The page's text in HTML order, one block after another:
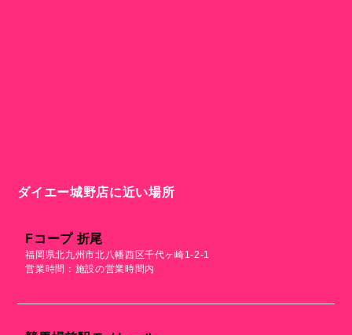
ダイエー城野店に近い場所
Fコープ 折尾
福岡県北九州市北八幡西区千代ヶ崎1-2-1
営業時間：施設の営業時間内